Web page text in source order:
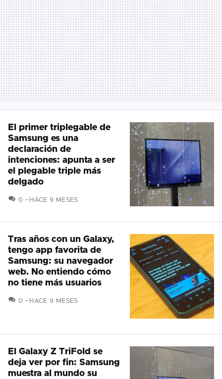
El primer triplegable de
Samsung es una
declaración de
intenciones: apunta a ser
el plegable triple más
delgado
0 COMENTARIOS
HACE 9 MESES
Tras años con un Galaxy,
tengo app favorita de
Samsung: su navegador
web. No entiendo cómo
no tiene más usuarios
0 COMENTARIOS
HACE 9 MESES
El Galaxy Z TriFold se
deja ver por fin: Samsung
muestra al mundo su